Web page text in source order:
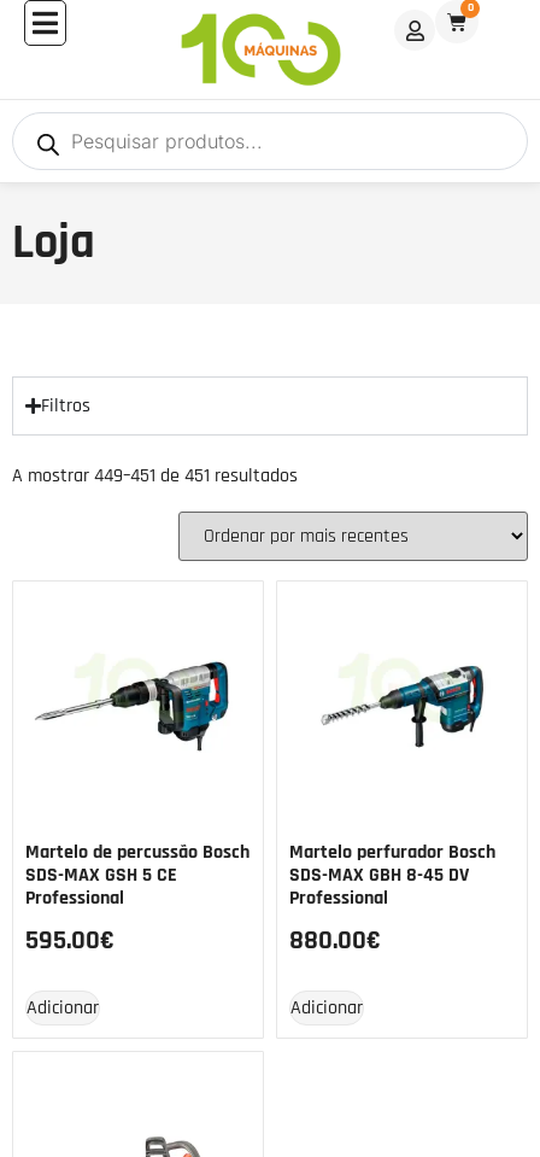
0
Loja
Filtros
A mostrar 449–451 de 451 resultados
Martelo de percussão Bosch
SDS-MAX GSH 5 CE
Professional
595.00€
Adicionar
Martelo perfurador Bosch
SDS-MAX GBH 8-45 DV
Professional
880.00€
Adicionar